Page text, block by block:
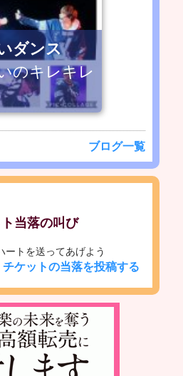
ダンス
のキレキレ
ブログ一覧
当落の叫び
トを送ってあげよう
チケットの当落を投稿する